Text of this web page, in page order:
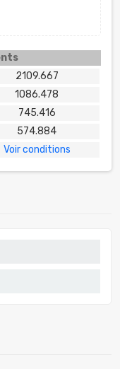
2109.667
1086.478
745.416
574.884
Voir conditions